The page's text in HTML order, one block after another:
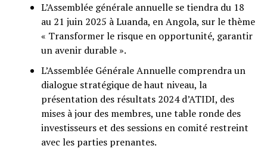
L’Assemblée générale annuelle se tiendra du 18
au 21 juin 2025 à Luanda, en Angola, sur le thème
« Transformer le risque en opportunité, garantir
un avenir durable ».
L’Assemblée Générale Annuelle comprendra un
dialogue stratégique de haut niveau, la
présentation des résultats 2024 d’ATIDI, des
mises à jour des membres, une table ronde des
investisseurs et des sessions en comité restreint
avec les parties prenantes.